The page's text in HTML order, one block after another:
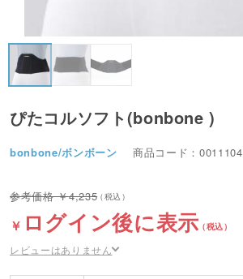
ぴたコルソフト(bonbone )
bonbone/ボンボーン 商品コード：0011104
4,235
ログイン後に表示
レビューはありません